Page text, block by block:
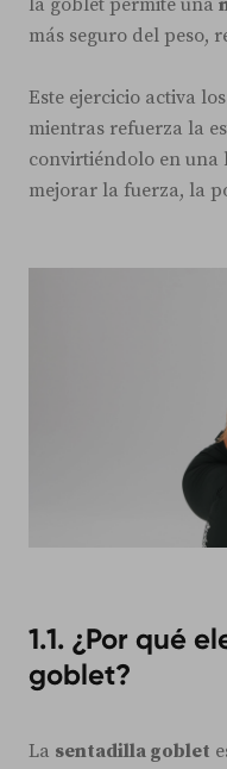
más seguro del peso,
Este ejercicio activa los
mientras refuerza la
convirtiéndolo en
mejorar la fuerza, la
1.1. ¿Por qué
goblet?
La sentadilla goblet